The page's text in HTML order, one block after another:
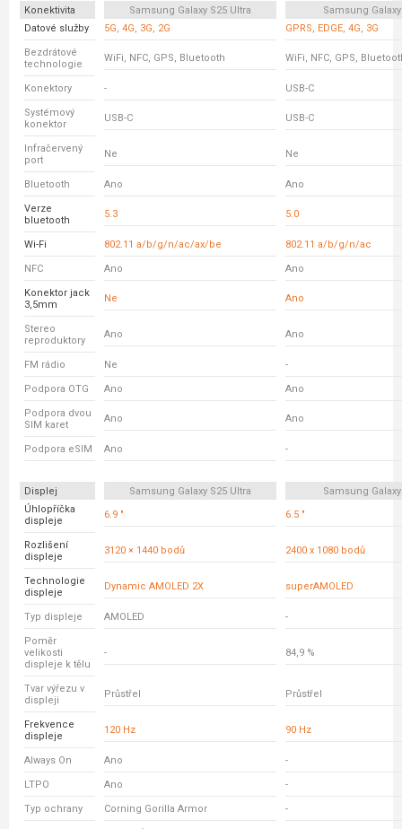
Konektivita Samsung Galaxy S25 Ultra
Samsung Galaxy
Datové služby
5G, 4G, 3G, 2G GPRS, EDGE, 4G, 3G
Bezdrátové
technologie
WiFi, NFC, GPS, Bluetooth WiFi, NFC, GPS,
Konektory - USB-C
Systémový
konektor
USB-C USB-C
Infračervený
port
Ne Ne
Bluetooth Ano Ano
Verze
bluetooth
5.3 5.0
Wi-Fi 802.11 a/b/g/n/ac/ax/be 802.11 a/b/g/n/ac
NFC Ano Ano
Konektor jack
3,5mm
Ne Ano
Stereo
reproduktory
Ano Ano
FM rádio Ne -
Podpora OTG Ano Ano
Podpora dvou
SIM karet
Ano Ano
Podpora eSIM Ano -
Displej Samsung Galaxy S25 Ultra
Samsung Galaxy
Úhlopříčka
displeje
6.9 " 6.5 "
Rozlišení
displeje
3120 × 1440 bodů 2400 x 1080 bodů
Technologie
displeje
Dynamic AMOLED 2X superAMOLED
Typ displeje AMOLED -
Poměr
velikosti
displeje k tělu
- 84,9 %
Tvar výřezu v
displeji
Průstřel Průstřel
Frekvence
displeje
120 Hz 90 Hz
Always On Ano -
LTPO Ano -
Typ ochrany Corning Gorilla Armor -